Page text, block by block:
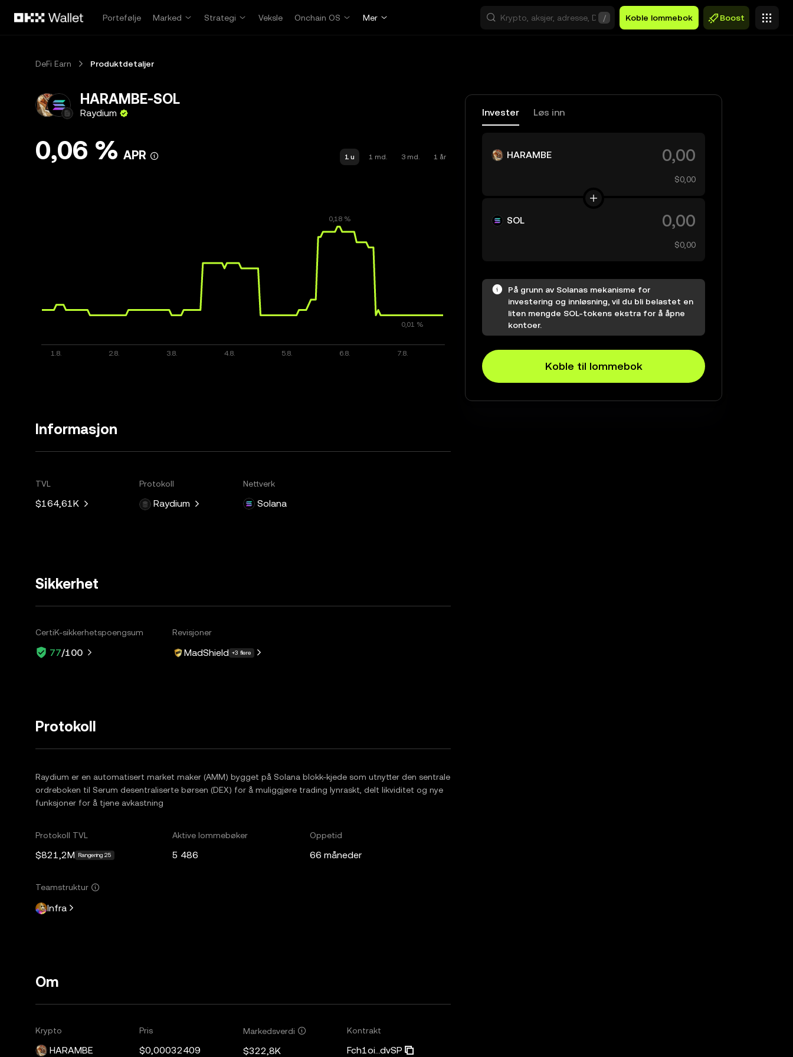
Portefølje
Marked Strategi Veksle Onchain OS Mer / Koble lommebok Boost
DeFi Earn Produktdetaljer
HARAMBE-SOL
Raydium
0,06 % APR 1 u 1 md. 3 md. 1 år
Informasjon
TVL
$164,61K
Protokoll
Raydium
Nettverk
Solana
Sikkerhet
CertiK-sikkerhetspoengsum
77/100
Revisjoner
MadShield +3 flere
Protokoll
Raydium er en automatisert market maker (AMM) bygget på Solana blokk-kjede som utnytter den sentrale
ordreboken til Serum desentraliserte børsen (DEX) for å muliggjøre trading lynraskt, delt likviditet og nye
funksjoner for å tjene avkastning
Protokoll TVL
$821,2M Rangering 25
Aktive lommebøker
5 486
Oppetid
66 måneder
Teamstruktur
Infra
Om
Krypto
HARAMBE
Pris
$0,00032409
Markedsverdi
$322,8K
Kontrakt
Fch1oi...dvSP
Invester Løs inn
HARAMBE
$0,00
SOL
$0,00
På grunn av Solanas mekanisme for
investering og innløsning, vil du bli belastet en
liten mengde SOL-tokens ekstra for å åpne
kontoer.
Koble til lommebok